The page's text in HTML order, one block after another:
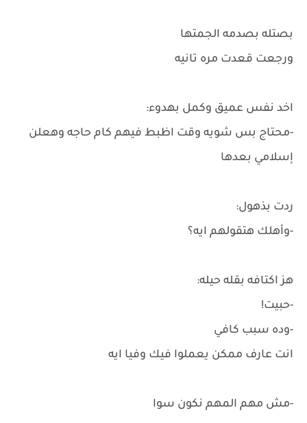
بصتله بصدمه الجمتها
ورجعت قعدت مره تانيه
اخد نفس عميق وكمل بهدوء:
-محتاج بس شويه وقت اظبط فيهم كام حاجه وهعلن
إسلامي بعدها
ردت بذهول:
-وأهلك هتقولهم ايه؟
هز اكتافه بقله حيله:
-حبيت!
-وده سبب كافي
انت عارف ممكن يعملوا فيك وفيا ايه
-مش مهم المهم نكون سوا